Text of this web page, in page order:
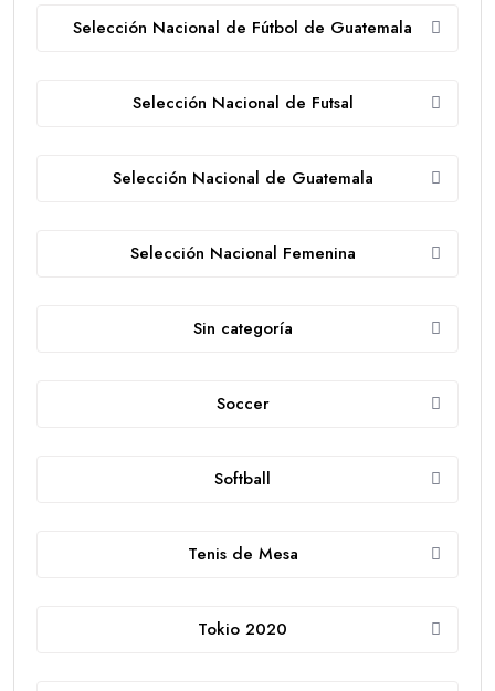
Selección Nacional de Fútbol de Guatemala
Selección Nacional de Futsal
Selección Nacional de Guatemala
Selección Nacional Femenina
Sin categoría
Soccer
Softball
Tenis de Mesa
Tokio 2020